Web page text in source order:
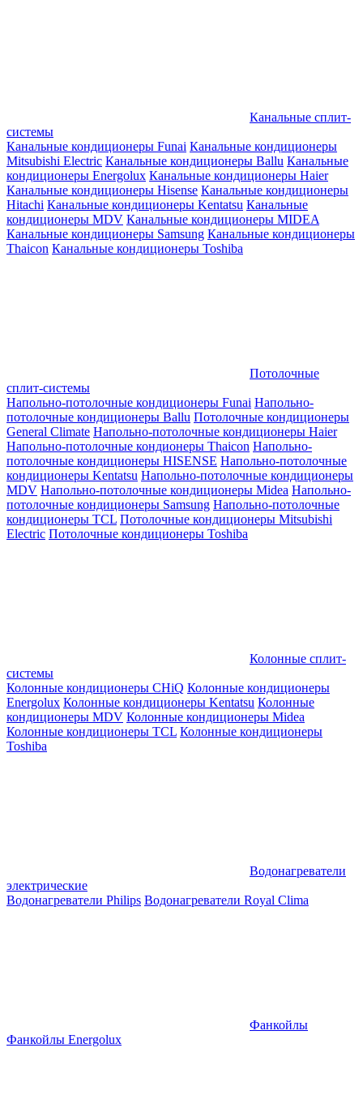
Канальные сплит-
системы
Канальные кондиционеры Funai Канальные кондиционеры
Mitsubishi Electric Канальные кондиционеры Ballu Канальные
кондиционеры Energolux Канальные кондиционеры Haier
Канальные кондиционеры Hisense Канальные кондиционеры
Hitachi Канальные кондиционеры Kentatsu Канальные
кондиционеры MDV Канальные кондиционеры MIDEA
Канальные кондиционеры Samsung Канальные кондиционеры
Thaicon Канальные кондиционеры Toshiba
Потолочные
сплит-системы
Напольно-потолочные кондиционеры Funai Напольно-
потолочные кондиционеры Ballu Потолочные кондиционеры
General Climate Напольно-потолочные кондиционеры Haier
Напольно-потолочные кондионеры Thaicon Напольно-
потолочные кондиционеры HISENSE Напольно-потолочные
кондиционеры Kentatsu Напольно-потолочные кондиционеры
MDV Напольно-потолочные кондиционеры Midea Напольно-
потолочные кондиционеры Samsung Напольно-потолочные
кондиционеры TCL Потолочные кондиционеры Mitsubishi
Electric Потолочные кондиционеры Toshiba
Колонные сплит-
системы
Колонные кондиционеры CHiQ Колонные кондиционеры
Energolux Колонные кондиционеры Kentatsu Колонные
кондиционеры MDV Колонные кондиционеры Midea
Колонные кондиционеры TCL Колонные кондиционеры
Toshiba
Водонагреватели
электрические
Водонагреватели Philips Водонагреватели Royal Clima
Фанкойлы
Фанкойлы Energolux